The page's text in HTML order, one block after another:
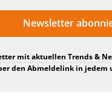
Newsletter
mit aktuellen Trends &
den Abmeldelink in jedem